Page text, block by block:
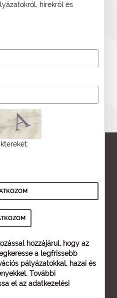
hírekről és
hozzájárul, hogy az
a legfrissebb
pályázatokkal, hazai és
További
el az adatkezelési